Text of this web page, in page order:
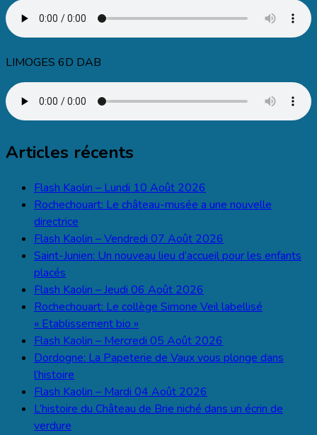
LIMOGES 6D DAB
Articles récents
Flash Kaolin – Lundi 10 Août 2026
Rochechouart: Le château-musée a une nouvelle
directrice
Flash Kaolin – Vendredi 07 Août 2026
Saint-Junien: Un nouveau lieu d’accueil pour les enfants
placés
Flash Kaolin – Jeudi 06 Août 2026
Rochechouart: Le collège Simone Veil labellisé
« Etablissement bio »
Flash Kaolin – Mercredi 05 Août 2026
Dordogne: La Papeterie de Vaux vous plonge dans
l’histoire
Flash Kaolin – Mardi 04 Août 2026
L’histoire du Château de Brie niché dans un écrin de
verdure